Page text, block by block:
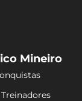
Mineiro